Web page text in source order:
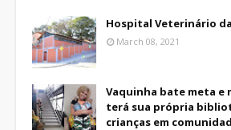
Hospital Veterinário
March 08, 2021
Vaquinha bate meta e
terá sua própria
crianças em